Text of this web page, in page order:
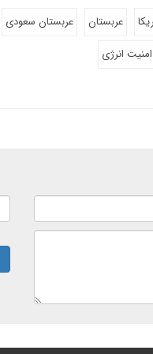
عربستان عربستان سعودی
امنیت انرژی